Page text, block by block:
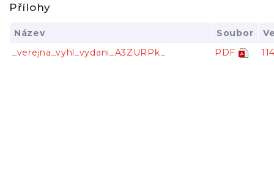
Přílohy
Název Soubor
_verejna_vyhl_vydani_A3ZURPk_
PDF